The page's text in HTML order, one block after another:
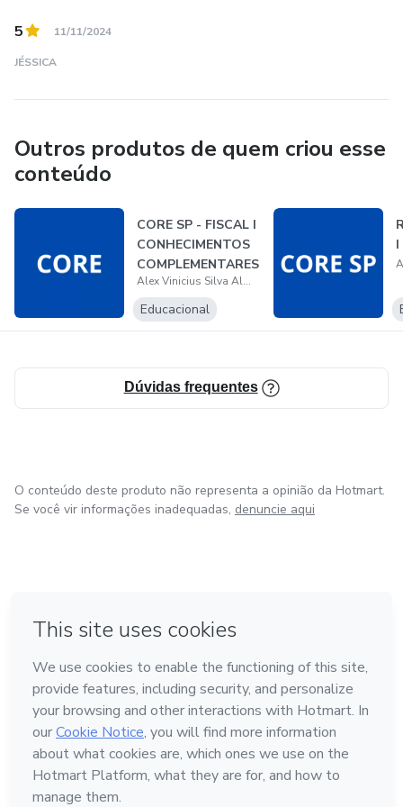
Professor Alex
5 11/11/2024
JÉSSICA
Outros produtos de quem criou esse
conteúdo
CORE SP - FISCAL I
CONHECIMENTOS
COMPLEMENTARES
E ESPECÍFICO...
Alex Vinicius Silva Almeida
Educacional
I
Dúvidas frequentes
O conteúdo deste produto não representa a opinião da Hotmart.
Se você vir informações inadequadas, denuncie aqui
Feito com ❤
em Belo Horizonte
na Cidade do México
Conheça a Hotmart